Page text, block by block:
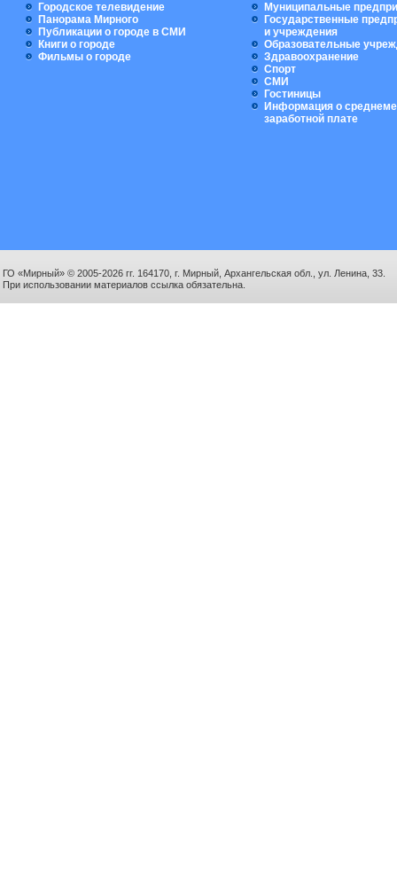
Городское телевидение
Панорама Мирного
Публикации о городе в СМИ
Книги о городе
Фильмы о городе
Муниципальные
Государственные
и учреждения
Образовательные
Здравоохранение
Спорт
СМИ
Гостиницы
Информация о
заработной плате
ГО «Мирный» © 2005-2026 гг. 164170, г. Мирный, Архангельская обл., ул. Ленина, 33.
При использовании материалов ссылка обязательна.